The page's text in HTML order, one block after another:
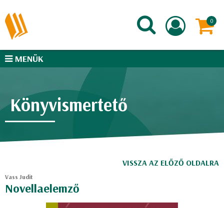
MENÜK
Könyvismertető
VISSZA AZ ELŐZŐ OLDALRA
Vass Judit
Novellaelemző